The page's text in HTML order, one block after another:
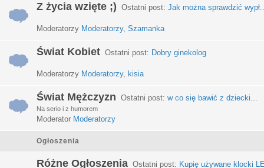
Z życia wzięte ;) Ostatni post: Jak można sprawdzić
Moderatorzy Moderatorzy, Szamanka
Świat Kobiet Ostatni post: Dobry ginekolog
Moderatorzy Moderatorzy, kisia
Świat Mężczyzn Ostatni post: w co się bawić z dziecki...
Na serio i z humorem
Moderator Moderatorzy
Ogłoszenia
Różne Ogłoszenia Ostatni post: Kupię używane klocki